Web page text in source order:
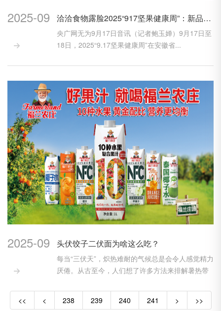
2025-09

洽洽食物露脸2025“917坚果健康周”：新品露脸、新鲜晋级
央广网无为9月17日音讯（记者鲍玉婵）9月17日至
18日，2025“9.17坚果健康周”在安徽省...
2025-09

头伏饺子二伏面为啥这么吃？
每当“三伏天”，炽热难耐的气候总是会令人感觉精力
厌倦。从古至今，人们想了许多方法来排解暑热带
<<
< 238 239 240 241 > >>